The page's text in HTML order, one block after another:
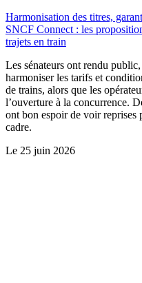
Harmonisation des titres,
SNCF Connect : les
trajets en train
Les sénateurs ont rendu
harmoniser les tarifs et
de trains, alors que les
l’ouverture à la concurrence.
ont bon espoir de voir reprises
cadre.
Le 25 juin 2026